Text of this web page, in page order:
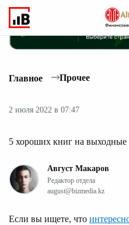
Главное Прочее
2 июля 2022 в 07:47
5 хороших книг на
Август Макаров
Редактор отдела
august@bizmedia.kz
Если вы ищете, что